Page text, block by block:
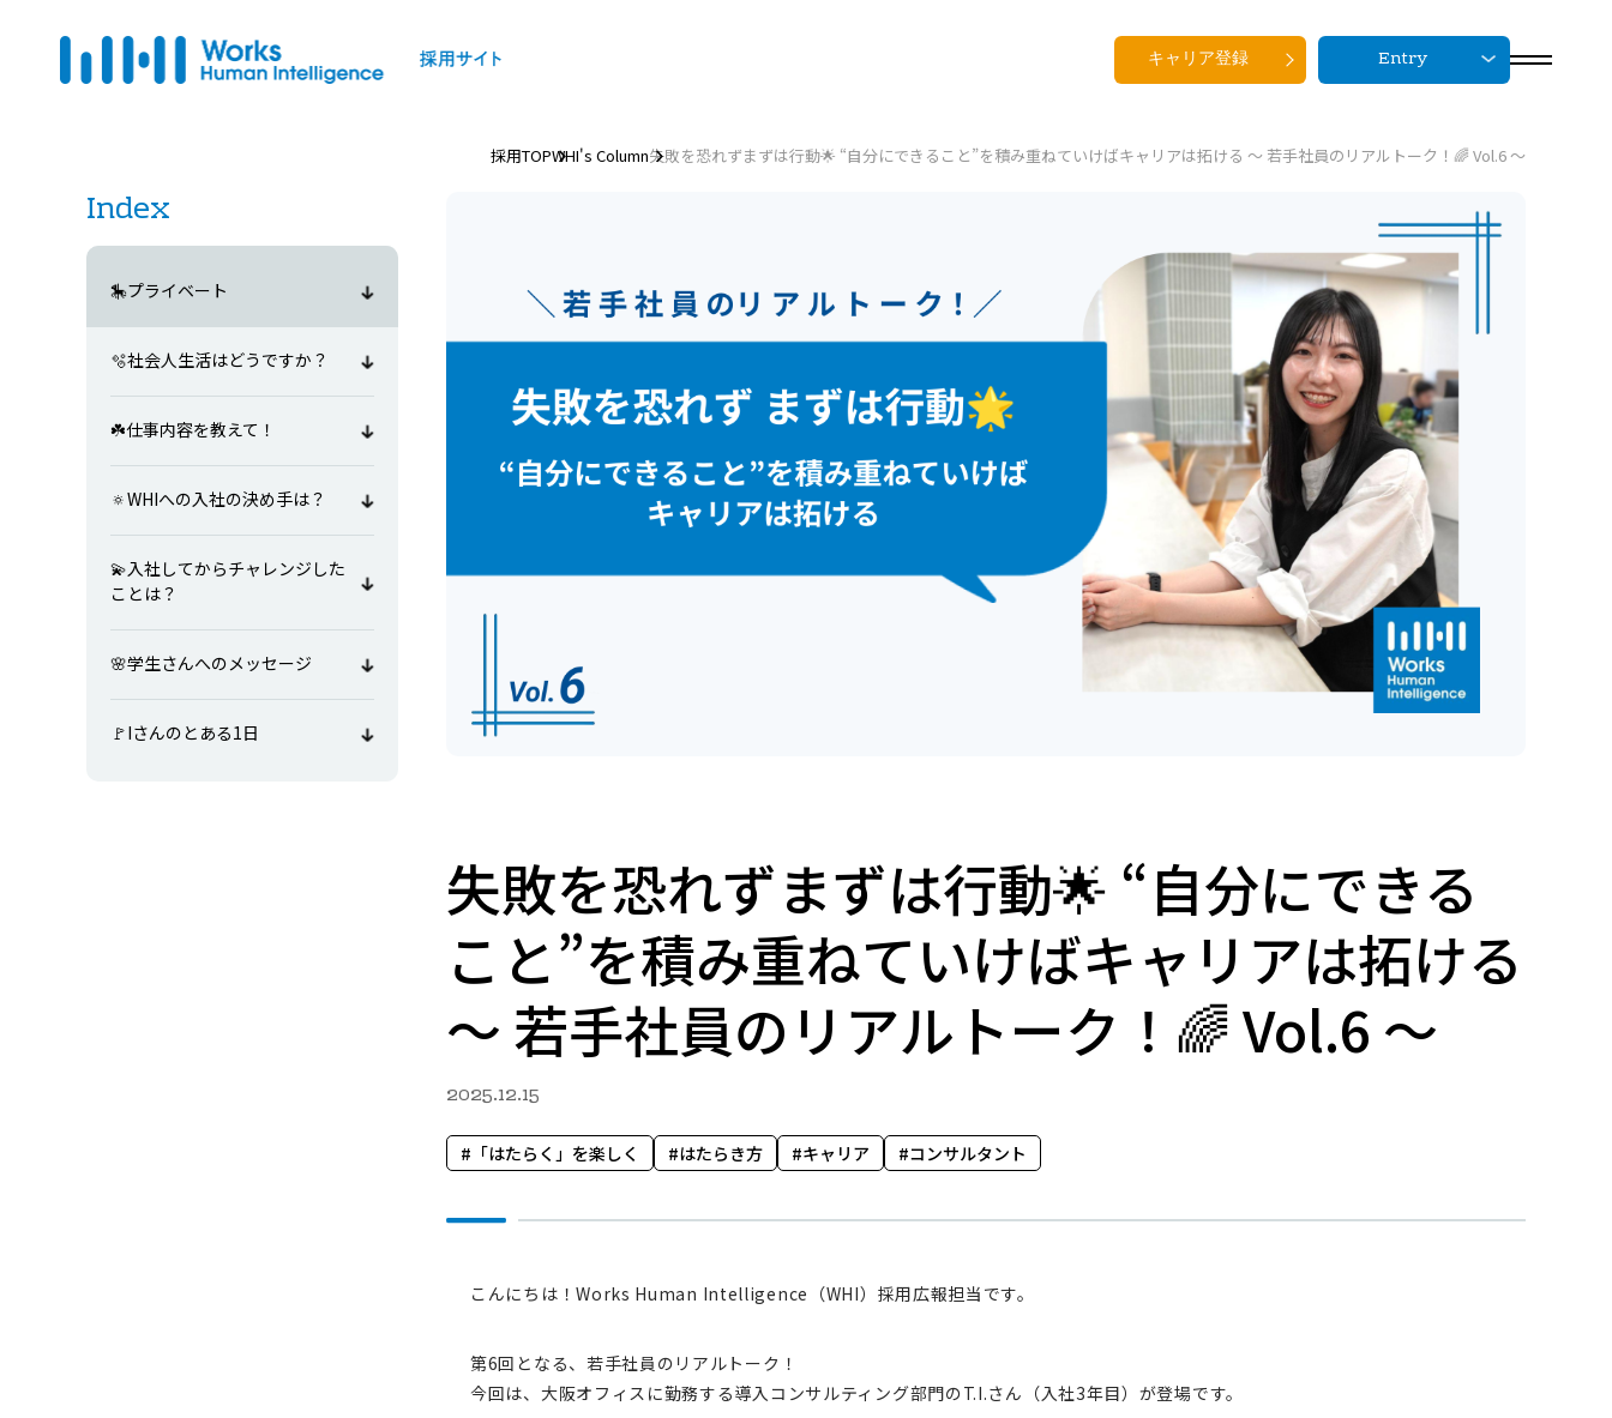
キャリア登録 Entry
Index
🎠プライベート
🫧社会人生活はどうですか？
☘️仕事内容を教えて！
🔅WHIへの入社の決め手は？
💫入社してからチャレンジした
ことは？
🌸学生さんへのメッセージ
🚩Iさんのとある1日
採用TOPWHI's Column失敗を恐れずまずは行動🌟 “自分にできること”を積み重ねていけばキャリアは拓ける ～ 若手社員のリアルトーク！🌈 Vol.6 ～
失敗を恐れずまずは行動🌟 “自分にできる
こと”を積み重ねていけばキャリアは拓ける
～ 若手社員のリアルトーク！🌈 Vol.6 ～
2025.12.15
「はたらく」を楽しく はたらき方 キャリア コンサルタント
こんにちは！Works Human Intelligence（WHI）採用広報担当です。
第6回となる、若手社員のリアルトーク！
今回は、大阪オフィスに勤務する導入コンサルティング部門のT.I.さん（入社3年目）が登場です。